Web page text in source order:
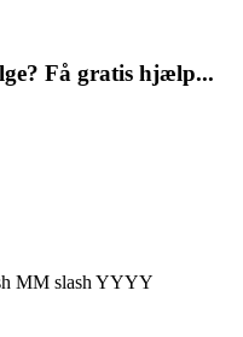
Få gratis hjælp...
MM slash YYYY